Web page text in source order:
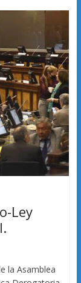
Ley
la Asamblea